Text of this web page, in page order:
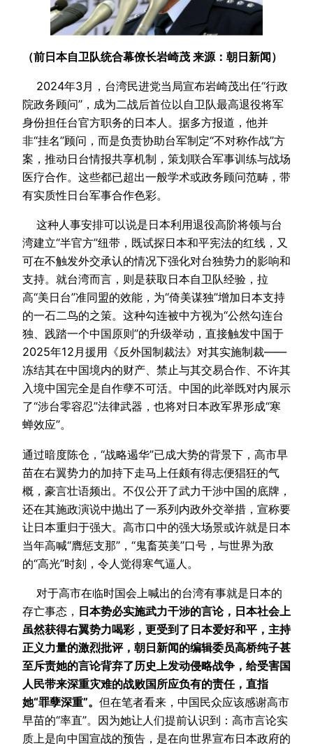
（前日本自卫队统合幕僚长岩崎茂 来源：朝日新闻）
2024年3月，台湾民进党当局宣布岩崎茂出任“行政
院政务顾问”，成为二战后首位以自卫队最高退役将军
身份担任台官方职务的日本人。据多方报道，他并
非“挂名”顾问，而是负责协助台军制定“不对称作战”方
案，推动日台情报共享机制，策划联合军事训练与战场
医疗合作。这些都已超出一般学术或政务顾问范畴，带
有实质性日台军事合作色彩。
这种人事安排可以说是日本利用退役高阶将领与台
湾建立“半官方”纽带，既试探日本和平宪法的红线，又
可在不触发外交承认的情况下强化对台独势力的影响和
支持。就台湾而言，则是获取日本自卫队经验，拉
高“美日台”准同盟的效能，为“倚美谋独”增加日本支持
的一石二鸟的之策。这种勾连被中方视为“公然勾连台
独、践踏一个中国原则”的升级举动，直接触发中国于
2025年12月援用《反外国制裁法》对其实施制裁——
冻结其在中国境内的财产、禁止与其交易合作、不许其
入境中国完全是自作孽不可活。中国的此举既对内展示
了“涉台零容忍”法律武器，也将对日本政军界形成“寒
蝉效应”。
通过暗度陈仓，“战略遏华”已成大势的背景下，高市早
苗在右翼势力的加持下走马上任颇有得志便猖狂的气
概，豪言壮语频出。不仅公开了武力干涉中国的底牌，
还在其施政演说中抛出了一系列内政外交举措，宣称要
让日本重归于强大。高市口中的强大场景或许就是日本
当年高喊“膺惩支那”，“鬼畜英美”口号，与世界为敌
的“高光”时刻，令人觉得寒气逼人。
对于高市在临时国会上喊出的台湾有事就是日本的
存亡事态， 日本势必实施武力干涉的言论，日本社会上
虽然获得右翼势力喝彩，更受到了日本爱好和平，主持
正义力量的激烈批评，朝日新闻的编辑委员高桥纯子甚
至斥责她的言论背弃了历史上发动侵略战争，给受害国
人民带来深重灾难的战败国所应负有的责任，直指
她“罪孽深重”。 但在笔者看来，中国民众应该感谢高市
早苗的“率直”。因为她让人们提前认识到：高市言论实
质上是向中国宣战的预告，是在向世界宣布日本政府的